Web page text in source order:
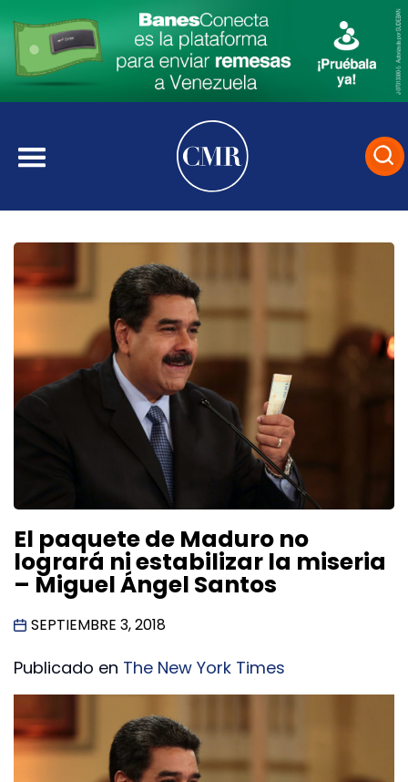
El paquete de Maduro no
logrará ni estabilizar la miseria
– Miguel Ángel Santos
SEPTIEMBRE 3, 2018
Publicado en The New York Times